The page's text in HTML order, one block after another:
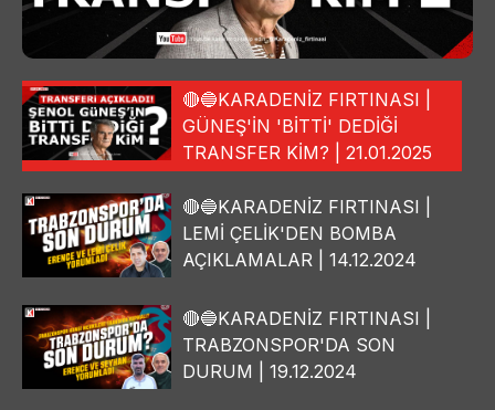
🔴🔵KARADENİZ FIRTINASI |
GÜNEŞ'İN 'BİTTİ' DEDİĞİ
TRANSFER KİM? | 21.01.2025
🔴🔵KARADENİZ FIRTINASI |
LEMİ ÇELİK'DEN BOMBA
AÇIKLAMALAR | 14.12.2024
🔴🔵KARADENİZ FIRTINASI |
TRABZONSPOR'DA SON
DURUM | 19.12.2024